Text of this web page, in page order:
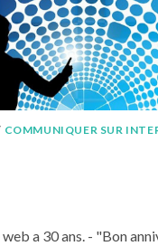
COMMUNIQUER SUR
web a 30 ans. - "Bon